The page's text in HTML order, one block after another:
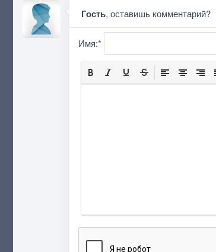
Гость, оставишь комментарий?
Имя:*